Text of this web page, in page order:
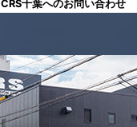
CRS千葉へのお問い合わせ